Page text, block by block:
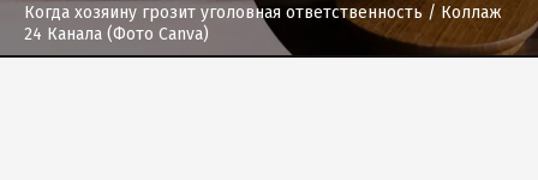
Когда хозяину грозит уголовная ответственность / Коллаж
24 Канала (Фото Canva)